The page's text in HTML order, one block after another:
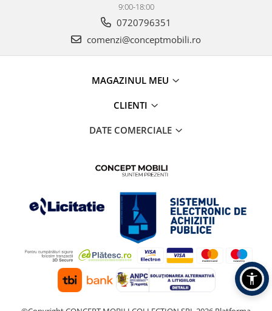
9:00-18:00
0720796351
comenzi@conceptmobili.ro
MAGAZINUL MEU
CLIENTI
DATE COMERCIALE